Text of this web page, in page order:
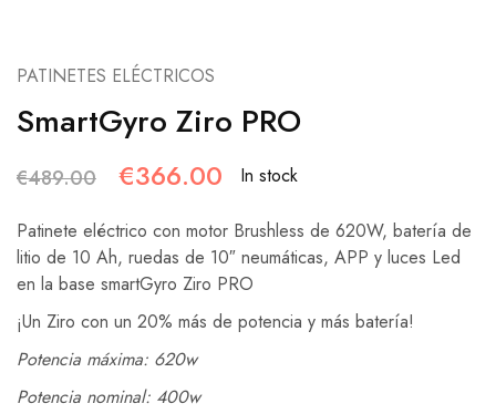
PATINETES ELÉCTRICOS
SmartGyro Ziro PRO
€489.00 €366.00 In stock
Patinete eléctrico con motor Brushless de 620W, batería de
litio de 10 Ah, ruedas de 10″ neumáticas, APP y luces Led
en la base smartGyro Ziro PRO
¡Un Ziro con un 20% más de potencia y más batería!
Potencia máxima: 620w
Potencia nominal: 400w